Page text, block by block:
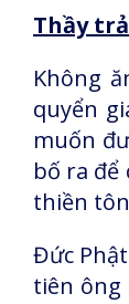
Thầy
Không
quyển
muốn
bố ra
thiền
Đức
tiên ông